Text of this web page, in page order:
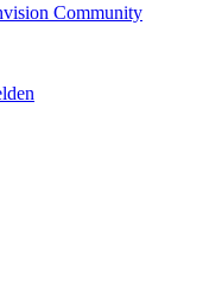
Community